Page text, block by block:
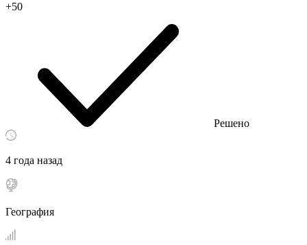
+50
Решено
4 года назад
География